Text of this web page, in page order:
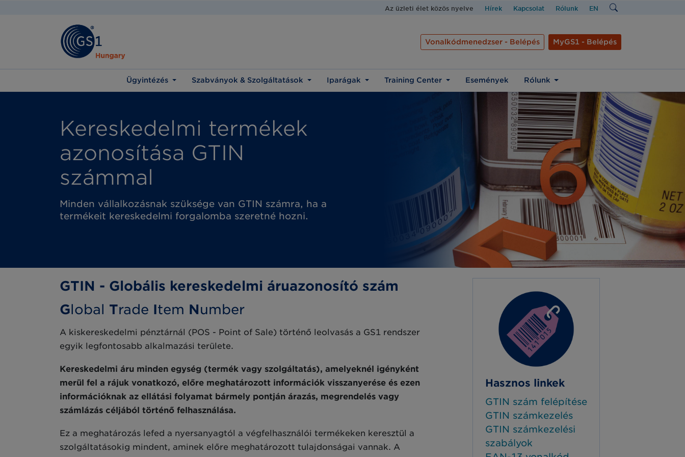
Az üzleti élet közös nyelve Hírek Kapcsolat Rólunk EN
Vonalkódmenedzser - Belépés MyGS1 - Belépés
Ügyintézés Szabványok & Szolgáltatások Iparágak Training Center Események Rólunk
Kereskedelmi termékek
azonosítása GTIN
számmal
Minden vállalkozásnak szüksége van GTIN számra, ha a
termékeit kereskedelmi forgalomba szeretné hozni.
GTIN - Globális kereskedelmi áruazonosító szám
Global Trade Item Number
A kiskereskedelmi pénztárnál (POS - Point of Sale) történő leolvasás a GS1 rendszer
egyik legfontosabb alkalmazási területe.
Kereskedelmi áru minden egység (termék vagy szolgáltatás), amelyeknél igényként
merül fel a rájuk vonatkozó, előre meghatározott információk visszanyerése és ezen
információknak az ellátási folyamat bármely pontján árazás, megrendelés vagy
számlázás céljából történő felhasználása.
Ez a meghatározás lefed a nyersanyagtól a végfelhasználói termékeken keresztül a
szolgáltatásokig mindent, aminek előre meghatározott tulajdonságai vannak. A
Hasznos linkek
GTIN szám felépítése
GTIN számkezelés
GTIN számkezelési
szabályok